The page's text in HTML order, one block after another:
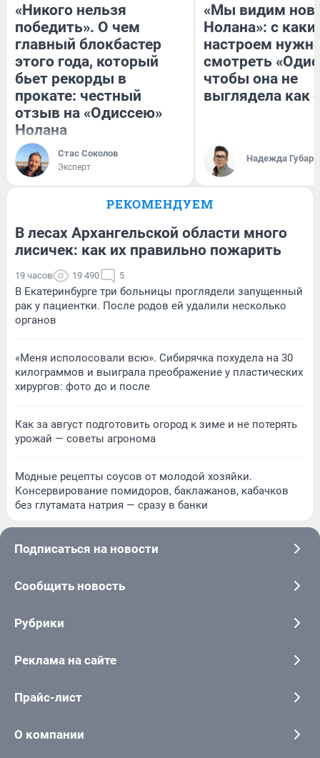
«Никого нельзя
победить». О чем
главный блокбастер
этого года, который
бьет рекорды в
прокате: честный
отзыв на «Одиссею»
Нолана
Стас Соколов
Эксперт
«Мы видим
Нолана»: с
настроем
смотреть
чтобы она не
выглядела как
Надежда Губарь
РЕКОМЕНДУЕМ
В лесах Архангельской области много
лисичек: как их правильно пожарить
19 часов 19 490 5
В Екатеринбурге три больницы проглядели запущенный
рак у пациентки. После родов ей удалили несколько
органов
«Меня исполосовали всю». Сибирячка похудела на 30
килограммов и выиграла преображение у пластических
хирургов: фото до и после
Как за август подготовить огород к зиме и не потерять
урожай — советы агронома
Модные рецепты соусов от молодой хозяйки.
Консервирование помидоров, баклажанов, кабачков
без глутамата натрия — сразу в банки
Подписаться на новости
Сообщить новость
Рубрики
Реклама на сайте
Прайс-лист
О компании